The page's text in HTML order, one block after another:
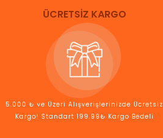
ÜCRETSİZ KARGO
5.000 ₺ ve Üzeri Alışverişlerinizde Ücretsiz
Kargo! Standart 199.99₺ Kargo Bedeli